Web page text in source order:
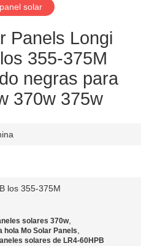
solar
Panels Longi
355-375M
negras para
370w 375w
los 355-375M
solares 370w,
hola Mo Solar Panels,
solares de LR4-60HPB